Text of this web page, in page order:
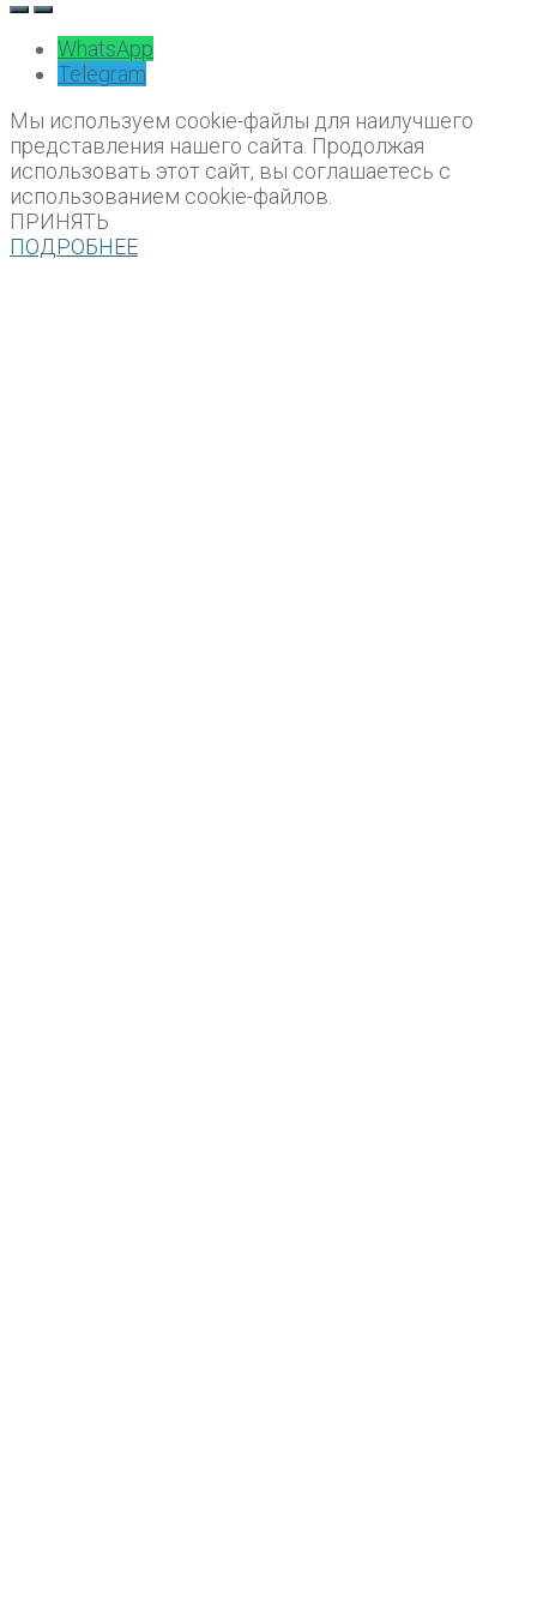
WhatsApp
Telegram
Мы используем cookie-файлы для наилучшего
представления нашего сайта. Продолжая
использовать этот сайт, вы соглашаетесь с
использованием cookie-файлов.
ПРИНЯТЬ
ПОДРОБНЕЕ